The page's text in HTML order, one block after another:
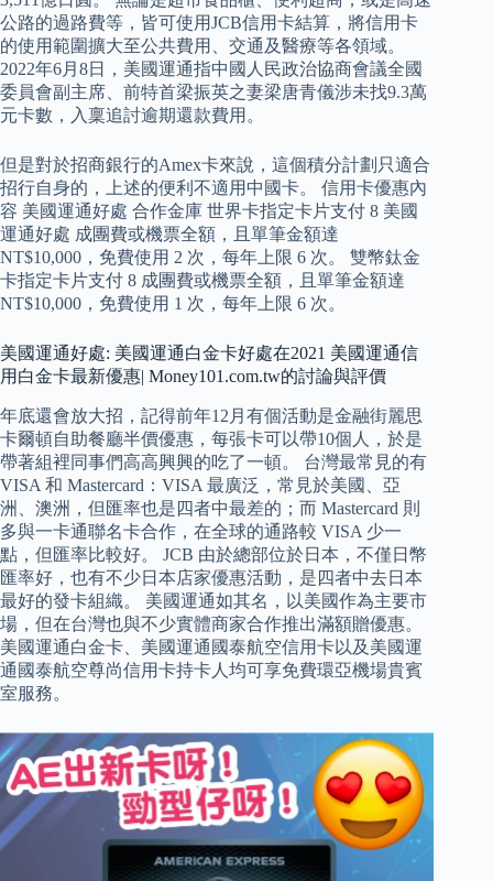
公路的過路費等，皆可使用JCB信用卡結算，將信用卡
的使用範圍擴大至公共費用、交通及醫療等各領域。
2022年6月8日，美國運通指中國人民政治協商會議全國
委員會副主席、前特首梁振英之妻梁唐青儀涉未找9.3萬
元卡數，入稟追討逾期還款費用。
但是對於招商銀行的Amex卡來說，這個積分計劃只適合
招行自身的，上述的便利不適用中國卡。 信用卡優惠內
容 美國運通好處 合作金庫 世界卡指定卡片支付 8 美國
運通好處 成團費或機票全額，且單筆金額達
NT$10,000，免費使用 2 次，每年上限 6 次。 雙幣鈦金
卡指定卡片支付 8 成團費或機票全額，且單筆金額達
NT$10,000，免費使用 1 次，每年上限 6 次。
美國運通好處: 美國運通白金卡好處在2021 美國運通信
用白金卡最新優惠| Money101.com.tw的討論與評價
年底還會放大招，記得前年12月有個活動是金融街麗思
卡爾頓自助餐廳半價優惠，每張卡可以帶10個人，於是
帶著組裡同事們高高興興的吃了一頓。 台灣最常見的有
VISA 和 Mastercard：VISA 最廣泛，常見於美國、亞
洲、澳洲，但匯率也是四者中最差的；而 Mastercard 則
多與一卡通聯名卡合作，在全球的通路較 VISA 少一
點，但匯率比較好。 JCB 由於總部位於日本，不僅日幣
匯率好，也有不少日本店家優惠活動，是四者中去日本
最好的發卡組織。 美國運通如其名，以美國作為主要市
場，但在台灣也與不少實體商家合作推出滿額贈優惠。
美國運通白金卡、美國運通國泰航空信用卡以及美國運
通國泰航空尊尚信用卡持卡人均可享免費環亞機場貴賓
室服務。